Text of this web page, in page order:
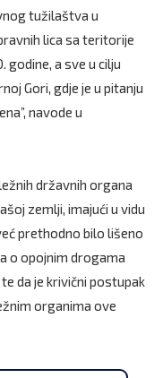
tužilaštva u
lica sa teritorije
godine, a sve u cilju
Gori, gdje je u pitanju
navode u
državnih organa
zemlji, imajući u vidu
prethodno bilo lišeno
o opojnim drogama
da je krivični postupak
organima ove